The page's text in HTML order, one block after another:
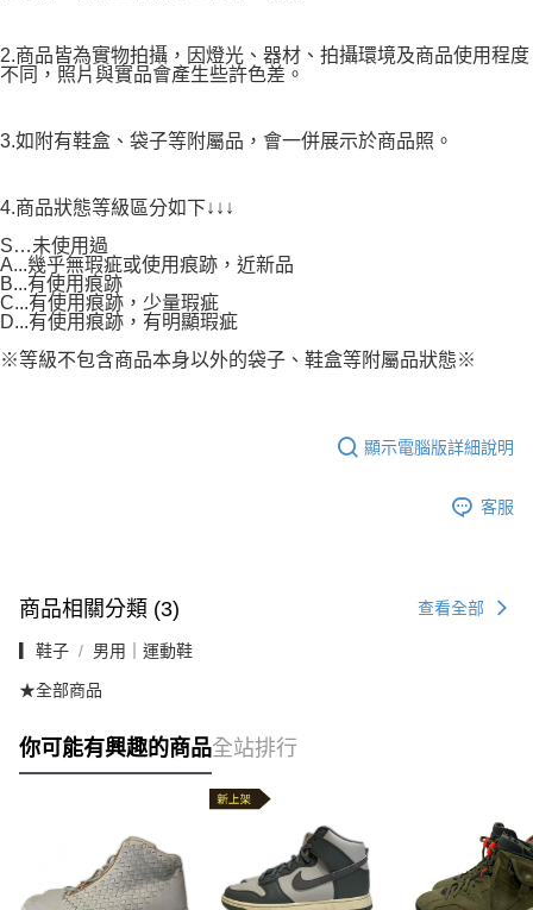
2.商品皆為實物拍攝，因燈光、器材、拍攝環境及商品使用程度
不同，照片與實品會產生些許色差。
3.如附有鞋盒、袋子等附屬品，會一併展示於商品照。
4.商品狀態等級區分如下↓↓↓
S…未使用過
A...幾乎無瑕疵或使用痕跡，近新品
B...有使用痕跡
C...有使用痕跡，少量瑕疵
D...有使用痕跡，有明顯瑕疵
※等級不包含商品本身以外的袋子、鞋盒等附屬品狀態※
顯示電腦版詳細說明
客服
商品相關分類 (3) 查看全部
▎鞋子 男用｜運動鞋
★全部商品
你可能有興趣的商品全站排行